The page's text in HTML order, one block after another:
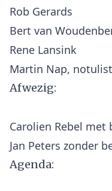
Rob Gerards
Bert van
Rene Lansink
Afwezig:
Carolien Rebel
Agenda: